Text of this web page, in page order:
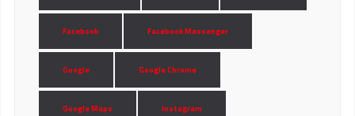
Facebook Facebook Messenger
Google Google Chrome
Google Maps Instagram